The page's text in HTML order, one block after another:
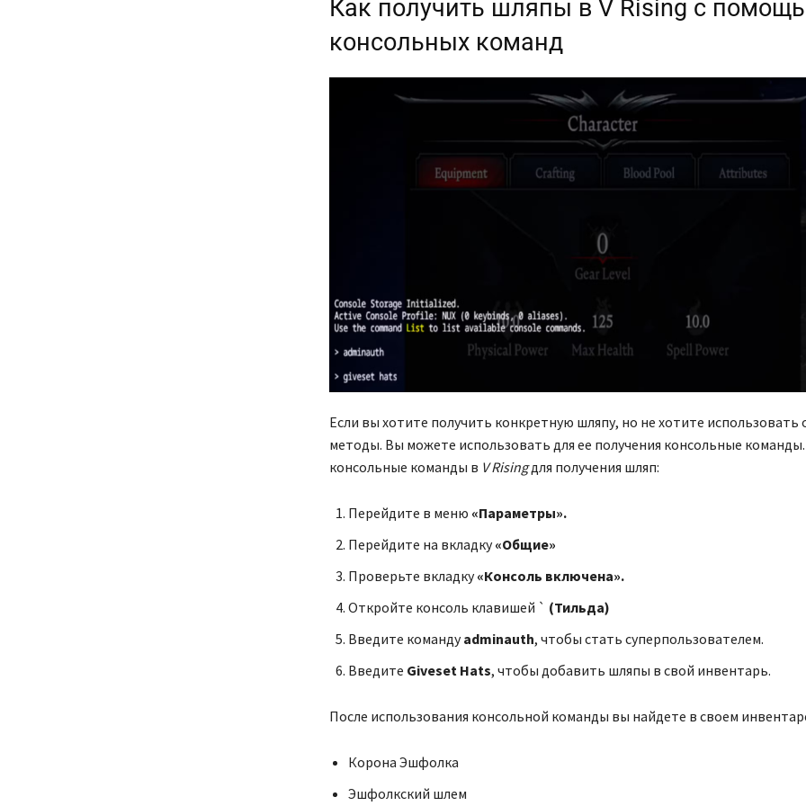
Как получить шляпы в V Rising с
консольных команд
Если вы хотите получить конкретную шляпу, но не хотите
методы. Вы можете использовать для ее получения консольные
консольные команды в V Risingдля получения шляп:
Перейдите в меню «Параметры».
Перейдите на вкладку«Общие»
Проверьте вкладку«Консоль включена».
Откройте консоль клавишей ` (Тильда)
Введите командуadminauth, чтобы стать суперпользователем.
Введите Giveset Hats, чтобы добавить шляпы в свой инвентарь.
После использования консольной команды вы найдете в своем
Корона Эшфолка
Эшфолкский шлем